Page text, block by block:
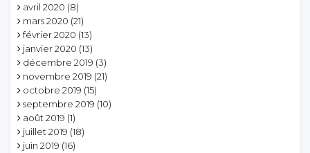
avril 2020 (8)
mars 2020 (21)
février 2020 (13)
janvier 2020 (13)
décembre 2019 (3)
novembre 2019 (21)
octobre 2019 (15)
septembre 2019 (10)
août 2019 (1)
juillet 2019 (18)
juin 2019 (16)